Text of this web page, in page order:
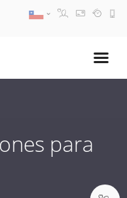
para